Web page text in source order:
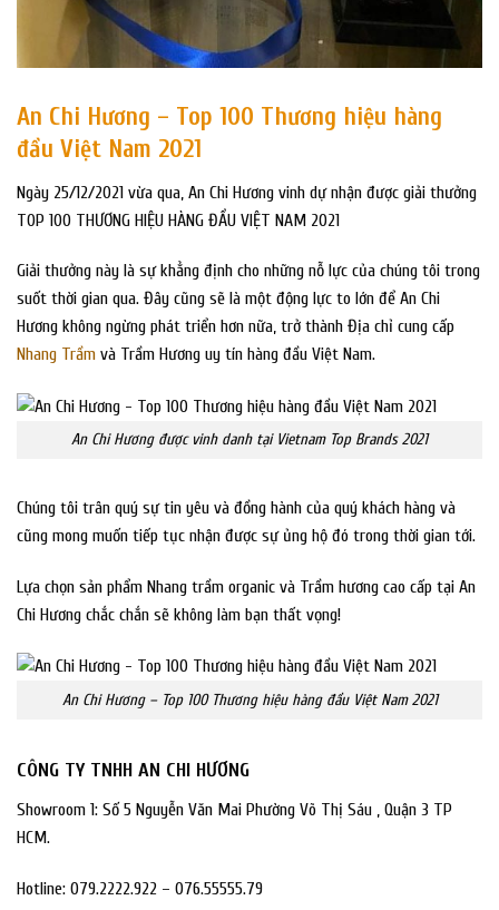
An Chi Hương – Top 100 Thương hiệu hàng
đầu Việt Nam 2021
Ngày 25/12/2021 vừa qua, An Chi Hương vinh dự nhận được giải thưởng
TOP 100 THƯƠNG HIỆU HÀNG ĐẦU VIỆT NAM 2021
Giải thưởng này là sự khẳng định cho những nỗ lực của chúng tôi trong
suốt thời gian qua. Đây cũng sẽ là một động lực to lớn để An Chi
Hương không ngừng phát triển hơn nữa, trở thành Địa chỉ cung cấp
Nhang Trầm và Trầm Hương uy tín hàng đầu Việt Nam.
An Chi Hương được vinh danh tại Vietnam Top Brands 2021
Chúng tôi trân quý sự tin yêu và đồng hành của quý khách hàng và
cũng mong muốn tiếp tục nhận được sự ủng hộ đó trong thời gian tới.
Lựa chọn sản phẩm Nhang trầm organic và Trầm hương cao cấp tại An
Chi Hương chắc chắn sẽ không làm bạn thất vọng!
An Chi Hương – Top 100 Thương hiệu hàng đầu Việt Nam 2021
CÔNG TY TNHH AN CHI HƯƠNG
Showroom 1: Số 5 Nguyễn Văn Mai Phường Võ Thị Sáu , Quận 3 TP
HCM.
Hotline: 079.2222.922 – 076.55555.79